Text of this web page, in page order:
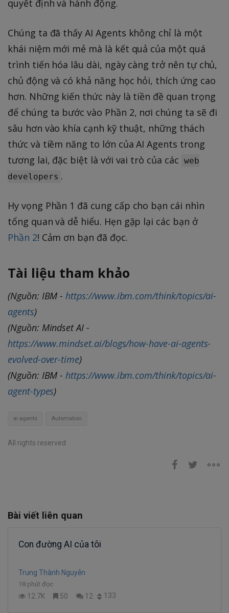
quyết định và hành động.
Chúng ta đã thấy AI Agents không chỉ là một
khái niệm mới mẻ mà là kết quả của một quá
trình tiến hóa lâu dài, ngày càng trở nên tự chủ,
chủ động và có khả năng học hỏi, thích ứng cao
hơn. Những kiến thức này là tiền đề quan trọng
để chúng ta bước vào Phần 2, nơi chúng ta sẽ đi
sâu hơn vào khía cạnh kỹ thuật, những thách
thức và tiềm năng to lớn của AI Agents trong
tương lai, đặc biệt là với vai trò của các web
developers .
Hy vọng Phần 1 đã cung cấp cho bạn cái nhìn
tổng quan và dễ hiểu. Hẹn gặp lại các bạn ở
Phần 2! Cảm ơn bạn đã đọc.
Tài liệu tham khảo
(Nguồn: IBM - https://www.ibm.com/think/topics/ai-
agents)
(Nguồn: Mindset AI -
https://www.mindset.ai/blogs/how-have-ai-agents-
evolved-over-time)
(Nguồn: IBM - https://www.ibm.com/think/topics/ai-
agent-types)
ai agents Automation
All rights reserved
Bài viết liên quan
Con đường AI của tôi
Trung Thành Nguyễn
18 phút đọc
12.7K 50 12 133